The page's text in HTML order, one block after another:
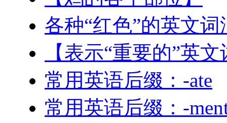
各种“红色”的英文词
【表示“重要的”英文
常用英语后缀：-ate
常用英语后缀：-